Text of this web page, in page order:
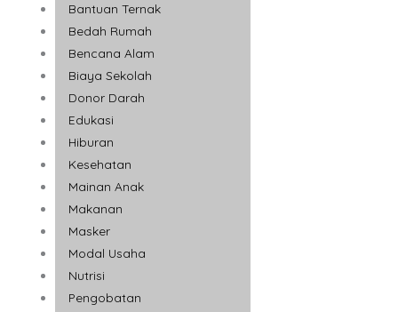
Bantuan Ternak
Bedah Rumah
Bencana Alam
Biaya Sekolah
Donor Darah
Edukasi
Hiburan
Kesehatan
Mainan Anak
Makanan
Masker
Modal Usaha
Nutrisi
Pengobatan